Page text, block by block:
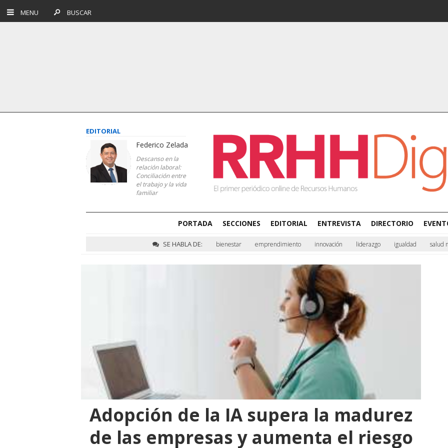
MENU BUSCAR
EDITORIAL
Federico Zelada
Descanso en la
relación laboral:
Conciliación entre
el trabajo y la vida
familiar
PORTADA SECCIONES EDITORIAL ENTREVISTA DIRECTORIO
SE HABLA DE: bienestar emprendimiento innovación liderazgo igualdad salud
Adopción de la IA supera la madurez
de las empresas y aumenta el riesgo